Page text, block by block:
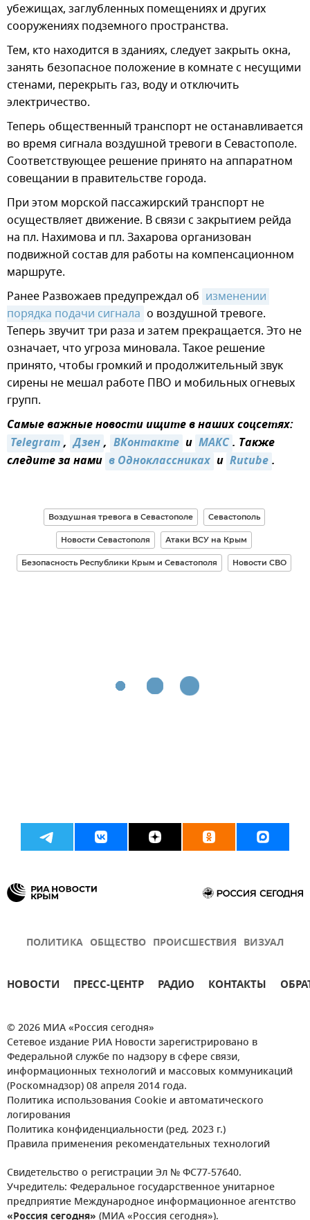
убежищах, заглубленных помещениях и других
сооружениях подземного пространства.
Тем, кто находится в зданиях, следует закрыть окна,
занять безопасное положение в комнате с несущими
стенами, перекрыть газ, воду и отключить
электричество.
Теперь общественный транспорт не останавливается
во время сигнала воздушной тревоги в Севастополе.
Соответствующее решение принято на аппаратном
совещании в правительстве города.
При этом морской пассажирский транспорт не
осуществляет движение. В связи с закрытием рейда
на пл. Нахимова и пл. Захарова организован
подвижной состав для работы на компенсационном
маршруте.
Ранее Развожаев предупреждал об изменении
порядка подачи сигнала о воздушной тревоге.
Теперь звучит три раза и затем прекращается. Это не
означает, что угроза миновала. Такое решение
принято, чтобы громкий и продолжительный звук
сирены не мешал работе ПВО и мобильных огневых
групп.
Самые важные новости ищите в наших соцсетях:
Telegram, Дзен, ВКонтакте и МАКС. Также
следите за нами в Одноклассниках и Rutube.
Воздушная тревога в Севастополе Севастополь
Новости Севастополя Атаки ВСУ на Крым
Безопасность Республики Крым и Севастополя Новости СВО
ПОЛИТИКА ОБЩЕСТВО ПРОИСШЕСТВИЯ ВИЗУАЛ
НОВОСТИ ПРЕСС-ЦЕНТР РАДИО КОНТАКТЫ
© 2026 МИА «Россия сегодня»
Сетевое издание РИА Новости зарегистрировано в
Федеральной службе по надзору в сфере связи,
информационных технологий и массовых коммуникаций
(Роскомнадзор) 08 апреля 2014 года.
Политика использования Cookie и автоматического
логирования
Политика конфиденциальности (ред. 2023 г.)
Правила применения рекомендательных технологий
Свидетельство о регистрации Эл № ФС77-57640.
Учредитель: Федеральное государственное унитарное
предприятие Международное информационное агентство
«Россия сегодня» (МИА «Россия сегодня»).